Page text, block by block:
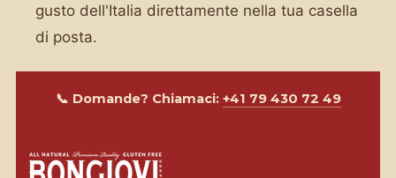
gusto dell'Italia direttamente nella tua casella
di posta.
📞 Domande? Chiamaci: +41 79 430 72 49